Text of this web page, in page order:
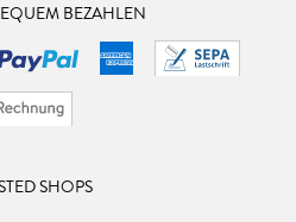
BEZAHLEN
SHOPS